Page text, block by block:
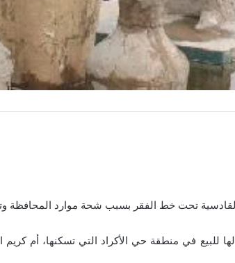
تحت خط الفقر بسبب شحة موارد المحافظة
للبيع في منطقة حي الأكراد التي تسكنها، أم كريم